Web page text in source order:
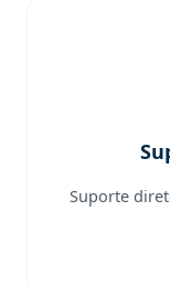
Suporte